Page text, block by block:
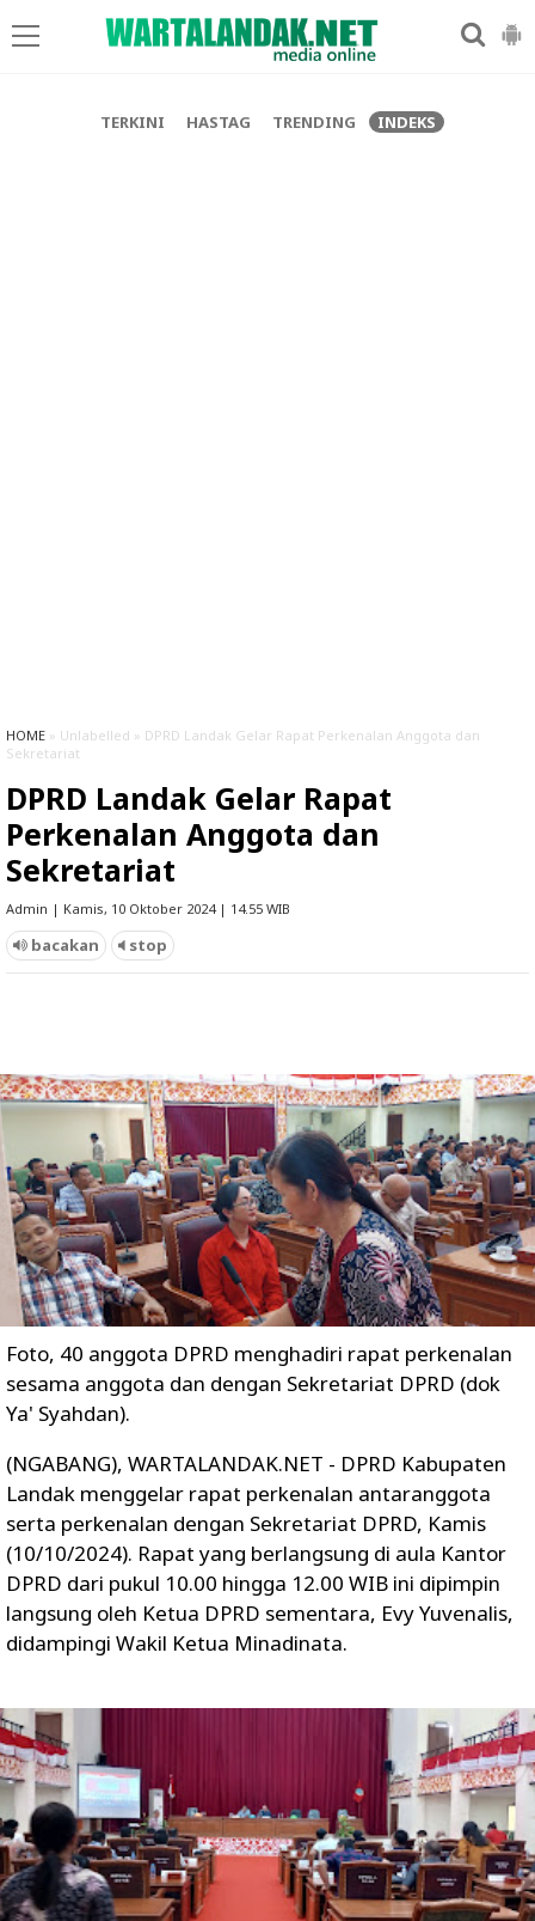
TERKINI HASTAG TRENDING INDEKS
HOME » Unlabelled » DPRD Landak Gelar Rapat Perkenalan Anggota dan
Sekretariat
DPRD Landak Gelar Rapat
Perkenalan Anggota dan
Sekretariat
Admin | Kamis, 10 Oktober 2024 | 14.55 WIB
bacakan stop
Foto, 40 anggota DPRD menghadiri rapat perkenalan
sesama anggota dan dengan Sekretariat DPRD (dok
Ya' Syahdan).
(NGABANG), WARTALANDAK.NET - DPRD Kabupaten
Landak menggelar rapat perkenalan antaranggota
serta perkenalan dengan Sekretariat DPRD, Kamis
(10/10/2024). Rapat yang berlangsung di aula Kantor
DPRD dari pukul 10.00 hingga 12.00 WIB ini dipimpin
langsung oleh Ketua DPRD sementara, Evy Yuvenalis,
didampingi Wakil Ketua Minadinata.